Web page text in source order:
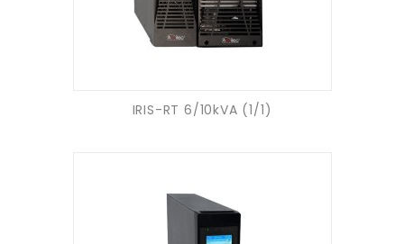
IRIS-RT 6/10kVA (1/1)